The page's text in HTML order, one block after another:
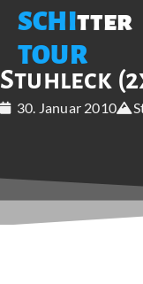
SCHItter
TOUR
Stuhleck
30. Januar 2010